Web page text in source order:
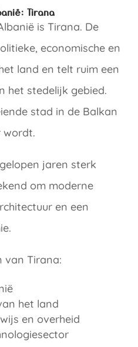
Tirana
is Tirana. De
economische en
land en telt ruim een
het stedelijk gebied.
stad in de Balkan
wordt.
jaren sterk
om moderne
en een
van Tirana:
het land
en overheid